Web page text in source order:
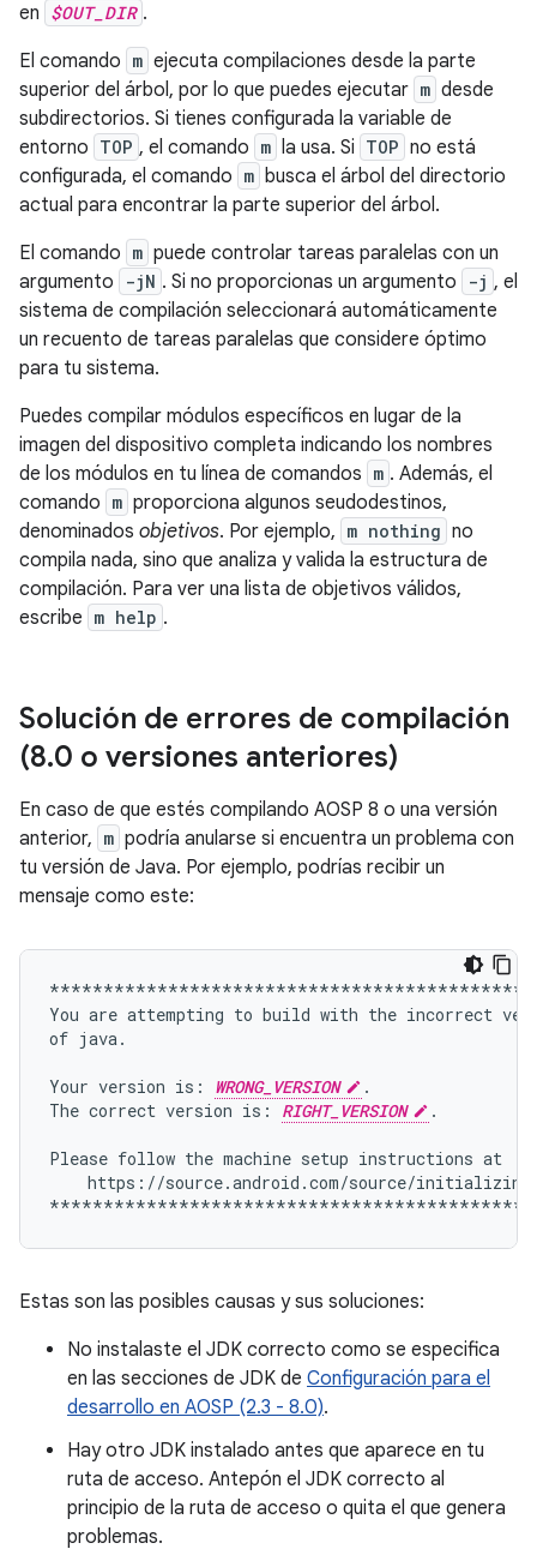
en $OUT_DIR .
El comando m ejecuta compilaciones desde la parte
superior del árbol, por lo que puedes ejecutar m desde
subdirectorios. Si tienes configurada la variable de
entorno TOP , el comando m la usa. Si TOP no está
configurada, el comando m busca el árbol del directorio
actual para encontrar la parte superior del árbol.
El comando m puede controlar tareas paralelas con un
argumento
-jN . Si no proporcionas un argumento -j , el
sistema de compilación seleccionará automáticamente
un recuento de tareas paralelas que considere óptimo
para tu sistema.
Puedes compilar módulos específicos en lugar de la
imagen del dispositivo completa indicando los nombres
de los módulos en tu línea de comandos m . Además, el
comando m proporciona algunos seudodestinos,
denominados objetivos. Por ejemplo, m nothing no
compila nada, sino que analiza y valida la estructura de
compilación. Para ver una lista de objetivos válidos,
escribe m help .
Solución de errores de compilación
(8.0 o versiones anteriores)
En caso de que estés compilando AOSP 8 o una versión
anterior, m podría anularse si encuentra un problema con
tu versión de Java. Por ejemplo, podrías recibir un
mensaje como este:
You are attempting to build with the incorrect
of java.
Your version is: WRONG_VERSION
.
The correct version is: RIGHT_VERSION .
Please follow the machine setup instructions
https://source.android.com/source/
Estas son las posibles causas y sus soluciones:
No instalaste el JDK correcto como se especifica
en las secciones de JDK de Configuración para el
desarrollo en AOSP (2.3 - 8.0).
Hay otro JDK instalado antes que aparece en tu
ruta de acceso. Antepón el JDK correcto al
principio de la ruta de acceso o quita el que genera
problemas.